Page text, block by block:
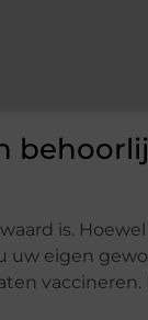
is.
uw eigen